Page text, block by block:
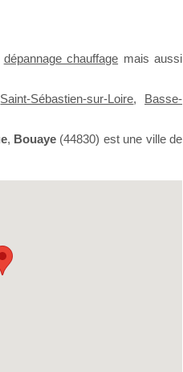
dépannage chauffage mais aussi
Saint-Sébastien-sur-Loire, Basse-
, Bouaye (44830) est une ville de